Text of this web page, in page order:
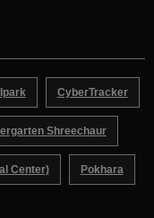
CyberTracker
Shreechaur
Center) Pokhara